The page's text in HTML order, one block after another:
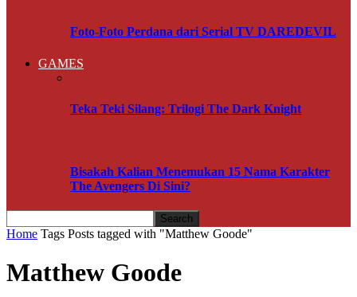
Foto-Foto Perdana dari Serial TV DAREDEVIL
GAMES
Teka Teki Silang: Trilogi The Dark Knight
Bisakah Kalian Menemukan 15 Nama Karakter
The Avengers Di Sini?
Home Tags Posts tagged with "Matthew Goode"
Matthew Goode